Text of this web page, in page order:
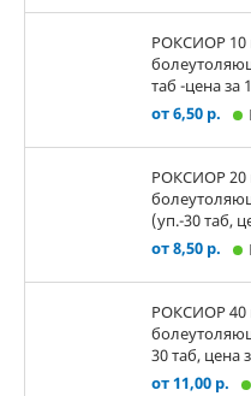
РОКСИОР 10
таб -цена за
от 6,50 р.
РОКСИОР 20
(уп.-30 таб,
от 8,50 р.
РОКСИОР 40
30 таб, цена
от 11,00 р.